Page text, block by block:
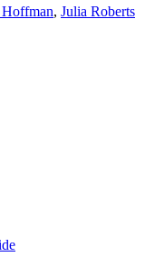
, Julia Roberts